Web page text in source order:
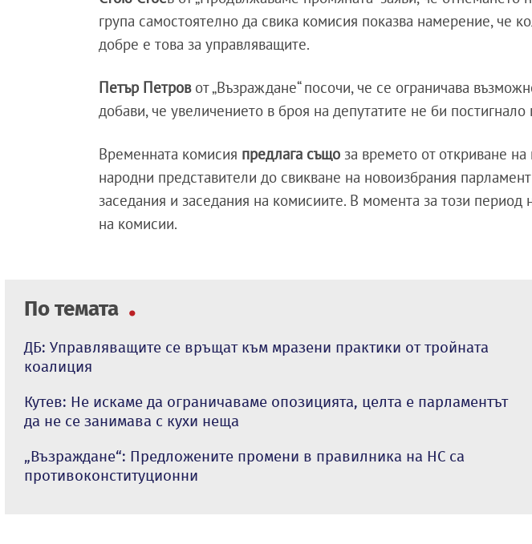
група самостоятелно да свика комисия показва намерение, че
добре е това за управляващите.
Петър Петровот „Възраждане“ посочи, че се ограничава
добави, че увеличението в броя на депутатите не би
Временната комисия предлага също за времето от откриване
народни представители до свикване на новоизбрания
заседания и заседания на комисиите. В момента за този период
на комисии.
По темата
ДБ: Управляващите се връщат към мразени практики от тройната
коалиция
Кутев: Не искаме да ограничаваме опозицията, целта е парламентът
да не се занимава с кухи неща
„Възраждане“: Предложените промени в правилника на НС са
противоконституционни